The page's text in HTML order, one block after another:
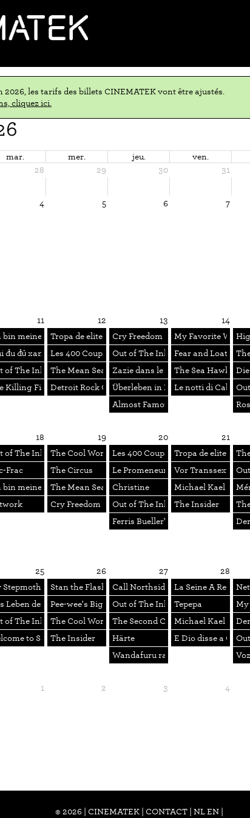
2026, les tarifs des billets CINEMATEK vont être ajustés.
cliquez ici.
mar. mer. jeu. ven.
28 29 30 31
4 5 6 7
11 12 13 14
bin meine eigene Frau
Tropa de elite Cry Freedom My Favorite Wife
đu đủ xanh Les 400 Coups + Antoine Doinel + Actualité
Out of The Inkwell 7Fear and Loathing
de-Mars
of The Inkwell 6The Mean SeasonZazie dans le métroThe Sea Hawk
Kwai
Killing FieldsDetroit Rock CityÜberleben in New YorkLe notti di Cabiria
Almost Famous
18 19 20 21
la World News Company
of The Inkwell 6The Cool World Les 400 Coups + Antoine Doinel +
Tropa de elite
Frac The Circus Le Promeneur du Champ-de-Mars
Vor
bin meine eigene Frau
The Mean SeasonChristine Michael Kael
Cry Freedom Out of The Inkwell 8The Insider
Ferris Bueller's Day Off
25 26 27 28
Paris + A Valparaiso
Stepmother Is an Alien
Stan the FlasherCall Northside 777La Seine A
Leben der AnderenPee-wee's Big AdventureOut of The Inkwell 10
Tepepa My
in Riga
of The Inkwell 9The Cool World The Second Civil War + What's Up,
Michael Kael
Papillonto SarajevoThe Insider Härte E Dio disse a
Wandafuru raifu
1 2 3 4
in Riga
© 2026 | CINEMATEK | CONTACT| NL EN